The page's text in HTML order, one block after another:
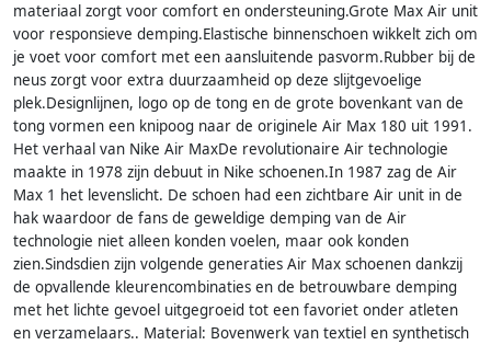
materiaal zorgt voor comfort en ondersteuning.Grote Max Air unit
voor responsieve demping.Elastische binnenschoen wikkelt zich om
je voet voor comfort met een aansluitende pasvorm.Rubber bij de
neus zorgt voor extra duurzaamheid op deze slijtgevoelige
plek.Designlijnen, logo op de tong en de grote bovenkant van de
tong vormen een knipoog naar de originele Air Max 180 uit 1991.
Het verhaal van Nike Air MaxDe revolutionaire Air technologie
maakte in 1978 zijn debuut in Nike schoenen.In 1987 zag de Air
Max 1 het levenslicht. De schoen had een zichtbare Air unit in de
hak waardoor de fans de geweldige demping van de Air
technologie niet alleen konden voelen, maar ook konden
zien.Sindsdien zijn volgende generaties Air Max schoenen dankzij
de opvallende kleurencombinaties en de betrouwbare demping
met het lichte gevoel uitgegroeid tot een favoriet onder atleten
en verzamelaars.. Material: Bovenwerk van textiel en synthetisch